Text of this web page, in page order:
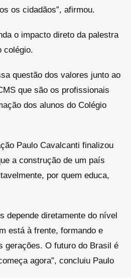
os cidadãos”, afirmou.
o impacto direto da palestra
colégio.
questão dos valores junto ao
que são os profissionais
dos alunos do Colégio
Paulo Cavalcanti finalizou
a construção de um país
por quem educa,
depende diretamente do nível
está à frente, formando e
gerações. O futuro do Brasil é
agora”, concluiu Paulo